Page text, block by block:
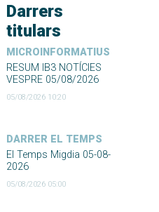
Darrers
titulars
MICROINFORMATIUS
RESUM IB3 NOTÍCIES
VESPRE 05/08/2026
05/08/2026 10:20
DARRER EL TEMPS
El Temps Migdia 05-08-
2026
05/08/2026 05:00